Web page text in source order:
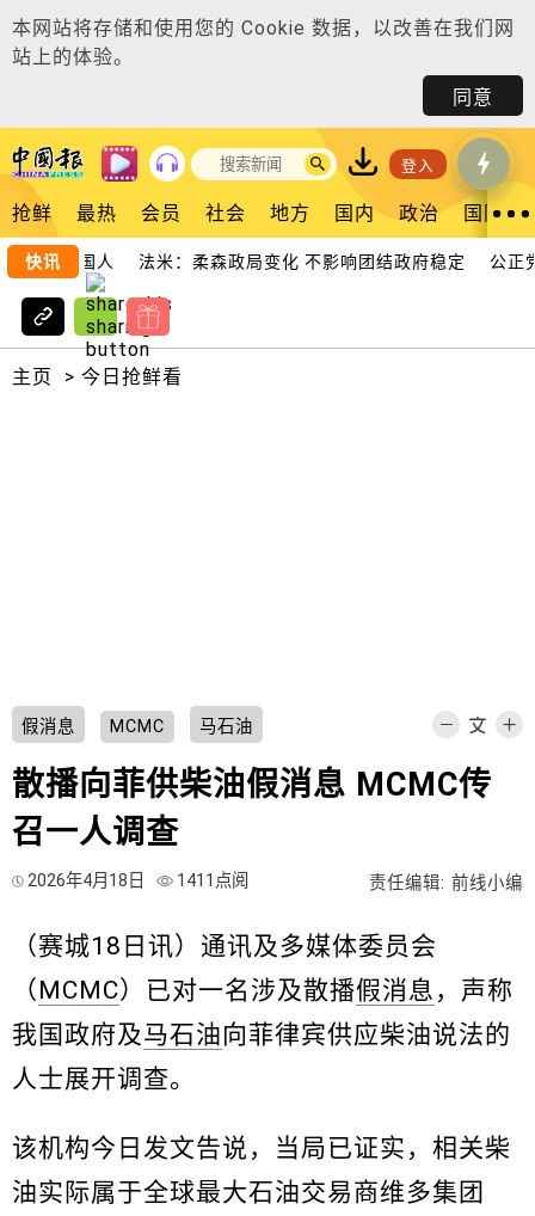
本网站将存储和使用您的 Cookie 数据，以改善在我们网
站上的体验。
同意
登入
抢鲜 最热 会员 社会 地方 国内 政治 国际
快讯
骗美国人 法米：柔森政局变化 不影响团结政府稳定 公正党
主页 > 今日抢鲜看
假消息 MCMC 马石油
散播向菲供柴油假消息 MCMC传
召一人调查
2026年4月18日 1411点阅 责任编辑: 前线小编
（赛城18日讯）通讯及多媒体委员会
（ MCMC）已对一名涉及散播假消息 ，声称
我国政府及马石油向菲律宾供应柴油说法的
人士展开调查。
该机构今日发文告说，当局已证实，相关柴
油实际属于全球最大石油交易商维多集团